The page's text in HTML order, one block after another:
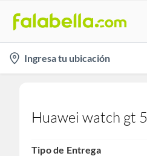
location-
icon
Ingresa tu ubicación
Huawei watch gt 5
Tipo de Entrega